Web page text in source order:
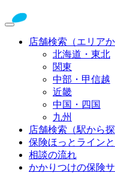
店舗検索（エリアか
北海道・東北
関東
中部・甲信越
近畿
中国・四国
九州
店舗検索（駅から探
保険ほっとライン
相談の流れ
かかりつけの保険